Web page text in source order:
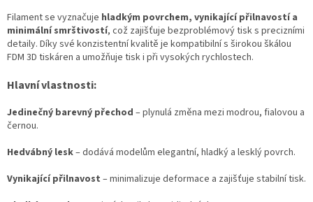
Filament se vyznačuje hladkým povrchem, vynikající přilnavostí a
minimální smrštivostí, což zajišťuje bezproblémový tisk s precizními
detaily. Díky své konzistentní kvalitě je kompatibilní s širokou škálou
FDM 3D tiskáren a umožňuje tisk i při vysokých rychlostech.
Hlavní vlastnosti:
Jedinečný barevný přechod – plynulá změna mezi modrou, fialovou a
černou.
Hedvábný lesk– dodává modelům elegantní, hladký a lesklý povrch.
Vynikající přilnavost – minimalizuje deformace a zajišťuje stabilní tisk.